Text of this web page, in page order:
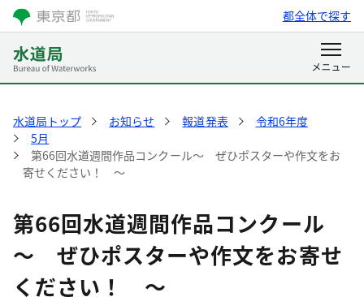
都全体で探す
水道局トップ お知らせ 報道発表
令和6年度
5月
第66回水道週間作品コンクール～ ぜひポスターや作文をお
寄せください！ ～
第66回水道週間作品コンクール
～ ぜひポスターや作文をお寄せ
ください！ ～